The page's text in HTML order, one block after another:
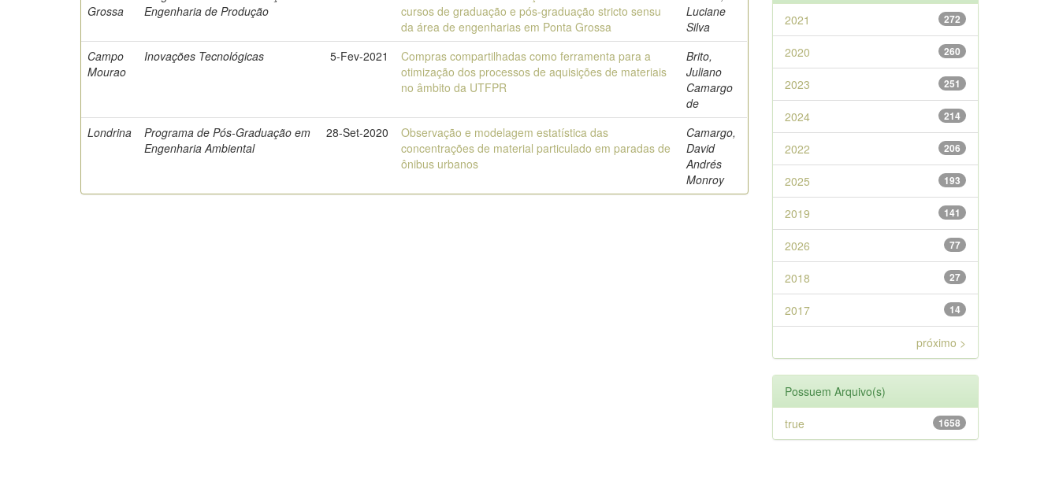
Grossa
Engenharia de Produção
cursos de graduação e pós-graduação stricto sensu
da área de engenharias em Ponta Grossa
Luciane
Silva
Campo
Mourao
Inovações Tecnológicas 5-Fev-2021
Compras compartilhadas como ferramenta para a
otimização dos processos de aquisições de materiais
no âmbito da UTFPR
Brito,
Juliano
Camargo
de
Londrina
Programa de Pós-Graduação em
Engenharia Ambiental
28-Set-2020
Observação e modelagem estatística das
concentrações de material particulado em paradas de
ônibus urbanos
Camargo,
David
Andrés
Monroy
272
2021
260
2020
251
2023
214
2024
206
2022
193
2025
141
2019
77
2026
27
2018
14
2017
próximo >
Possuem Arquivo(s)
1658
true